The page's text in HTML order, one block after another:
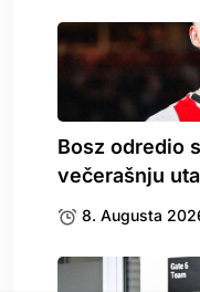
Bosz odredio
večerašnju
8. Augusta